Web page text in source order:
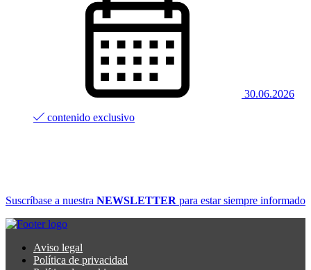
30.06.2026
contenido exclusivo
Suscríbase a nuestra NEWSLETTER para estar siempre informado
Aviso legal
Política de privacidad